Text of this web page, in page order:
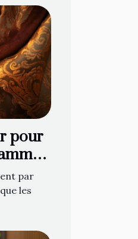
pour
par
les